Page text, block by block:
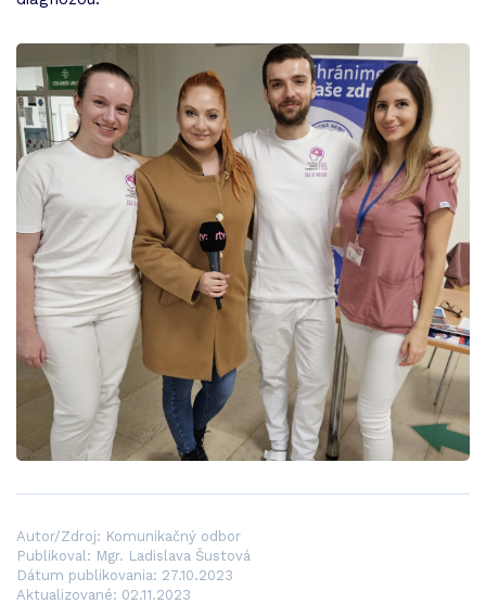
Autor/Zdroj: Komunikačný odbor
Publikoval: Mgr. Ladislava Šustová
Dátum publikovania: 27.10.2023
Aktualizované: 02.11.2023